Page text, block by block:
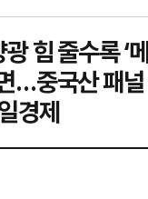
힘 줄수록 ‘
…중국산 패
경제